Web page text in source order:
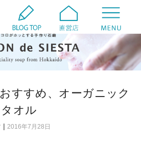
すすめ、オーガニック
オル
| 2016年7月28日